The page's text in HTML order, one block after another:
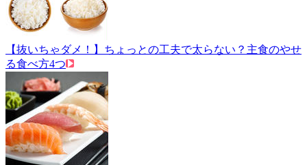
【抜いちゃダメ！】ちょっとの工夫で太らない？主食のやせ
る食べ方4つ